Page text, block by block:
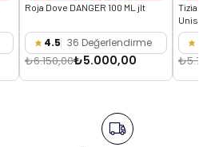
Roja Dove DANGER 100 ML jlt
4.5 36 Değerlendirme
₺6.150,00₺5.000,00
Tiziana
Unisex